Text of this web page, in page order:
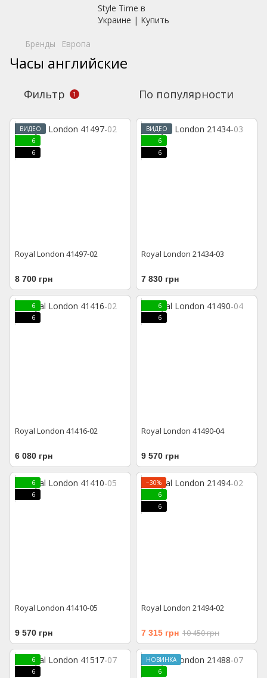
Бренды Европа
Часы английские
Фильтр 1 По популярности
ВИДЕО
6
6
Royal London 41497-02
8 700 грн
ВИДЕО
6
6
Royal London 21434-03
7 830 грн
6
6
Royal London 41416-02
6 080 грн
6
6
Royal London 41490-04
9 570 грн
6
6
Royal London 41410-05
9 570 грн
−30%
6
6
Royal London 21494-02
7 315 грн 10 450 грн
6
6
НОВИНКА
6